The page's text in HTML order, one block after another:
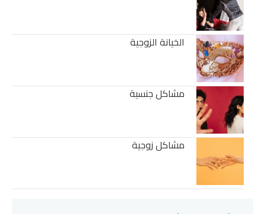
الخيانة الزوجية
مشاكل جنسية
مشاكل زوجية